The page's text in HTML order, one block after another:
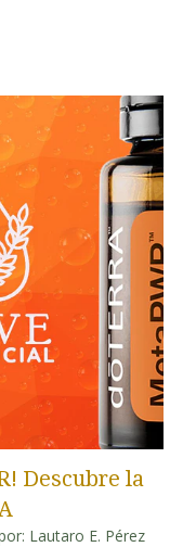
Descubre la
Lautaro E. Pérez